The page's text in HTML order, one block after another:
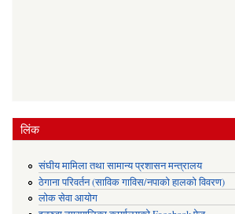
लिंक
संघीय मामिला तथा सामान्य प्रशासन मन्त्रालय
ठेगाना परिवर्तन (साविक गाविस/नपाको हालको विवरण)
लोक सेवा आयोग